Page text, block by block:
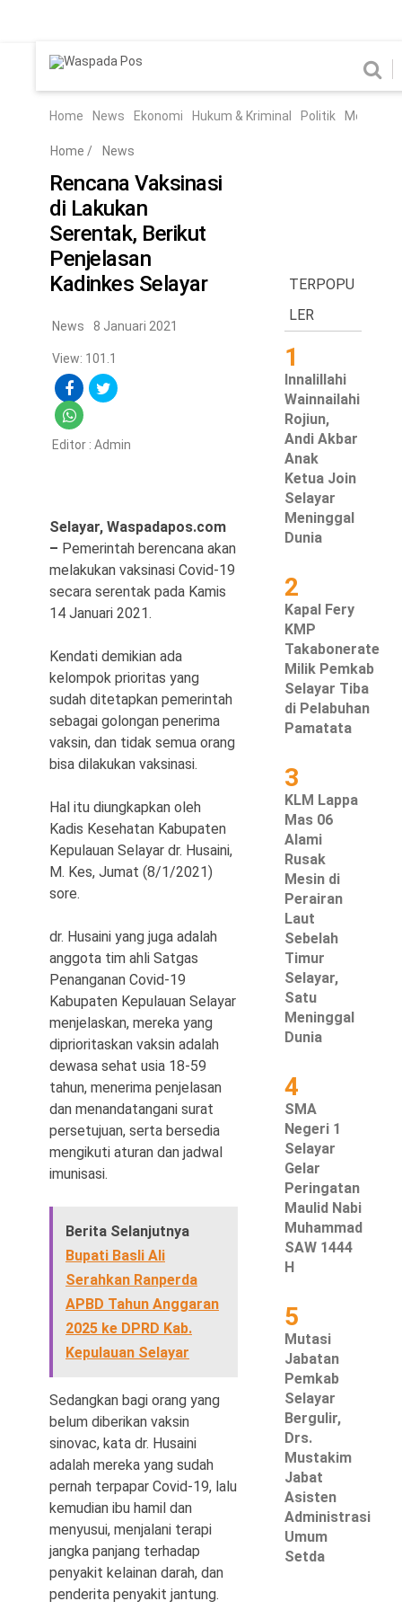
Ekonomi Hukum & Kriminal
Hiburan Pendidikan
Edukasi Tekno
News
Ekonomi
Hukum & Kriminal
Metro
Hiburan
Pendidikan
Tekno
Waspada
Home News Ekonomi Hukum & Kriminal Politik Metro
Home / News
Rencana Vaksinasi
di Lakukan
Serentak, Berikut
Penjelasan
Kadinkes Selayar
News 8 Januari 2021
View: 101.1
Editor : Admin
Selayar, Waspadapos.com
– Pemerintah berencana akan
melakukan vaksinasi Covid-19
secara serentak pada Kamis
14 Januari 2021.
Kendati demikian ada
kelompok prioritas yang
sudah ditetapkan pemerintah
sebagai golongan penerima
vaksin, dan tidak semua orang
bisa dilakukan vaksinasi.
Hal itu diungkapkan oleh
Kadis Kesehatan Kabupaten
Kepulauan Selayar dr. Husaini,
M. Kes, Jumat (8/1/2021)
sore.
dr. Husaini yang juga adalah
anggota tim ahli Satgas
Penanganan Covid-19
Kabupaten Kepulauan Selayar
menjelaskan, mereka yang
diprioritaskan vaksin adalah
dewasa sehat usia 18-59
tahun, menerima penjelasan
dan menandatangani surat
persetujuan, serta bersedia
mengikuti aturan dan jadwal
imunisasi.
Berita Selanjutnya
Bupati Basli Ali
Serahkan Ranperda
APBD Tahun Anggaran
2025 ke DPRD Kab.
Kepulauan Selayar
Sedangkan bagi orang yang
belum diberikan vaksin
sinovac, kata dr. Husaini
adalah mereka yang sudah
pernah terpapar Covid-19, lalu
kemudian ibu hamil dan
menyusui, menjalani terapi
jangka panjang terhadap
penyakit kelainan darah, dan
penderita penyakit jantung.
TERPOPU
LER
1
Innalillahi
Wainnailahi
Rojiun,
Andi Akbar
Anak
Ketua Join
Selayar
Meninggal
Dunia
2
Kapal Fery
KMP
Takabonerate
Milik Pemkab
Selayar Tiba
di Pelabuhan
Pamatata
3
KLM Lappa
Mas 06
Alami
Rusak
Mesin di
Perairan
Laut
Sebelah
Timur
Selayar,
Satu
Meninggal
Dunia
4
SMA
Negeri 1
Selayar
Gelar
Peringatan
Maulid Nabi
Muhammad
SAW 1444
H
5
Mutasi
Jabatan
Pemkab
Selayar
Bergulir,
Drs.
Mustakim
Jabat
Asisten
Administrasi
Umum
Setda